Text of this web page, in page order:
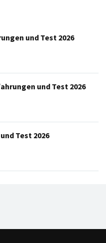
und Test 2026
und Test 2026
Test 2026